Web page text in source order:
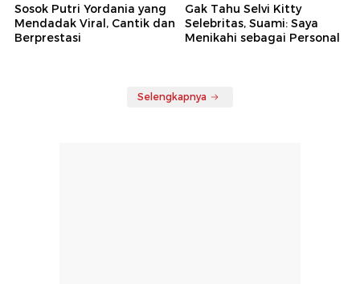
Sosok Putri Yordania yang
Mendadak Viral, Cantik dan
Berprestasi
Gak Tahu Selvi Kitty
Selebritas, Suami: Saya
Menikahi sebagai Personal
Selengkapnya